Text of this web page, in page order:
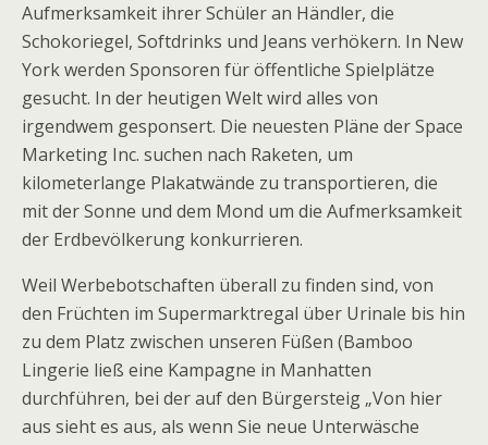
Aufmerksamkeit ihrer Schüler an Händler, die
Schokoriegel, Softdrinks und Jeans verhökern. In New
York werden Sponsoren für öffentliche Spielplätze
gesucht. In der heutigen Welt wird alles von
irgendwem gesponsert. Die neuesten Pläne der Space
Marketing Inc. suchen nach Raketen, um
kilometerlange Plakatwände zu transportieren, die
mit der Sonne und dem Mond um die Aufmerksamkeit
der Erdbevölkerung konkurrieren.
Weil Werbebotschaften überall zu finden sind, von
den Früchten im Supermarktregal über Urinale bis hin
zu dem Platz zwischen unseren Füßen (Bamboo
Lingerie ließ eine Kampagne in Manhatten
durchführen, bei der auf den Bürgersteig „Von hier
aus sieht es aus, als wenn Sie neue Unterwäsche